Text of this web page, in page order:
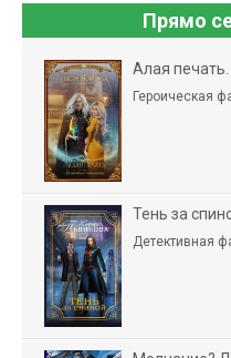
Прямо
Алая
Героическая
Тень за
Детективная